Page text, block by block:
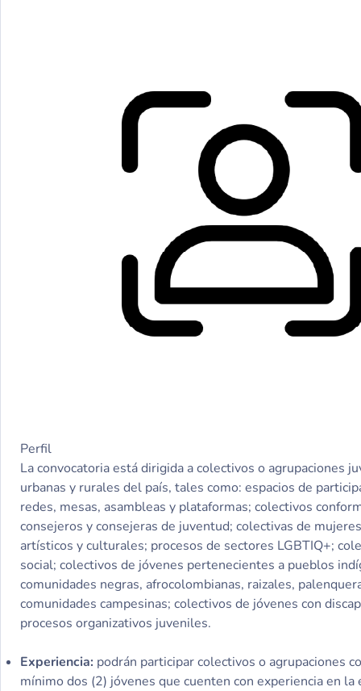
Perfil
La convocatoria está dirigida a colectivos o agrupaciones
urbanas y rurales del país, tales como: espacios de
redes, mesas, asambleas y plataformas; colectivos
consejeros y consejeras de juventud; colectivas de
artísticos y culturales; procesos de sectores LGBTIQ+;
social; colectivos de jóvenes pertenecientes a pueblos
comunidades negras, afrocolombianas, raizales,
comunidades campesinas; colectivos de jóvenes con
procesos organizativos juveniles.
Experiencia: podrán participar colectivos o agrupaciones
mínimo dos (2) jóvenes que cuenten con experiencia en la